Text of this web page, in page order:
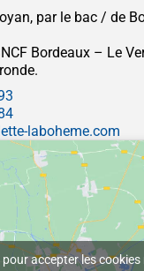
par le bac / de
Bordeaux – Le
laboheme.com
pour accepter les